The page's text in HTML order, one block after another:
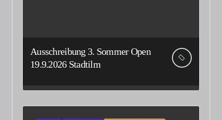
Ausschreibung 3. Sommer Open
19.9.2026 Stadtilm